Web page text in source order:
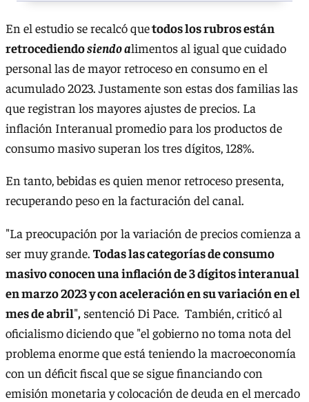
En el estudio se recalcó quetodos los rubros están
retrocediendosiendo alimentos al igual que cuidado
personal las de mayor retroceso en consumo en el
acumulado 2023. Justamente son estas dos familias las
que registran los mayores ajustes de precios. La
inflación Interanual promedio para los productos de
consumo masivo superan los tres dígitos, 128%.
En tanto, bebidas es quien menor retroceso presenta,
recuperando peso en la facturación del canal.
"La preocupación por la variación de precios comienza a
ser muy grande. Todas las categorías de consumo
masivo conocen una inflación de 3 dígitos interanual
en marzo 2023 y con aceleración en su variación en el
mes de abril", sentenció Di Pace. También, criticó al
oficialismo diciendo que "el gobierno no toma nota del
problema enorme que está teniendo la macroeconomía
con un déficit fiscal que se sigue financiando con
emisión monetaria y colocación de deuda en el mercado